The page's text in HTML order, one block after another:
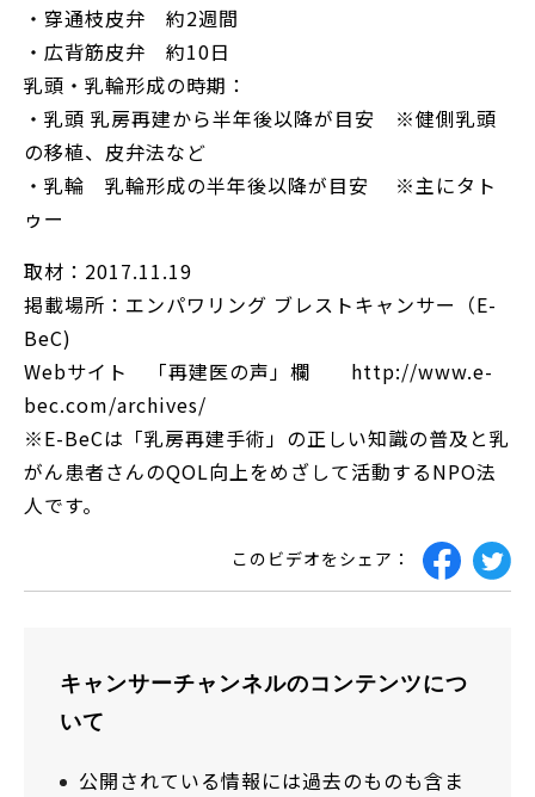
・穿通枝皮弁 約2週間
・広背筋皮弁 約10日
乳頭・乳輪形成の時期：
・乳頭 乳房再建から半年後以降が目安 ※健側乳頭
の移植、皮弁法など
・乳輪 乳輪形成の半年後以降が目安 ※主にタト
ゥー
取材：2017.11.19
掲載場所：エンパワリング ブレストキャンサー（E-
BeC)
Webサイト 「再建医の声」欄 http://www.e-
bec.com/archives/
※E-BeCは「乳房再建手術」の正しい知識の普及と乳
がん患者さんのQOL向上をめざして活動するNPO法
人です。
このビデオをシェア：
キャンサーチャンネルのコンテンツにつ
いて
公開されている情報には過去のものも含ま